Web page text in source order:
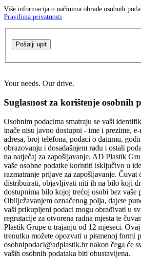
Više informacija o načinima obrade osobnih
Pravilima privatnosti
Pošalji upit
Your needs. Our drive.
Suglasnost za korištenje osobnih
Osobnim podacima smatraju se vaši
inače nisu javno dostupni - ime i prezime, e-
adresa, broj telefona, podaci o datumu,
obrazovanju i dosadašnjem radu i ostali
na natječaj za zapošljavanje. AD Plastik
vaše osobne podatke koristiti isključivo u
razmatranje prijave za zapošljavanje. Čuvat
distribuirati, objavljivati niti ih na bilo koji
dostupnima bilo kojoj trećoj osobi bez vaše
Obilježavanjem označenog polja, dajete
vaši prikupljeni podaci mogu obrađivati u
regrutacije za otvorena radna mjesta te
Plastik Grupe u trajanju od 12 mjeseci.
trenutku možete opozvati u pismenoj formi
osobnipodaci@adplastik.hr nakon čega će
vaših osobnih podataka biti obustavljena.